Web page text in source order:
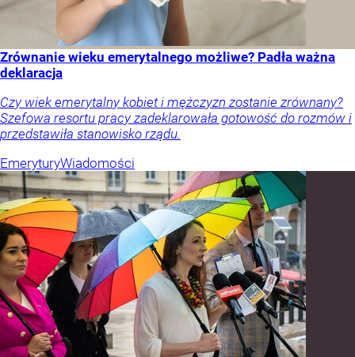
Zrównanie wieku emerytalnego możliwe? Padła ważna
deklaracja
Czy wiek emerytalny kobiet i mężczyzn zostanie zrównany?
Szefowa resortu pracy zadeklarowała gotowość do rozmów i
przedstawiła stanowisko rządu.
EmeryturyWiadomości